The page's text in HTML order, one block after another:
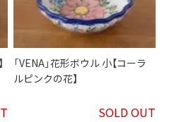
「VENA」花形ボウル 小【コーラ
ルピンクの花】
SOLD OUT